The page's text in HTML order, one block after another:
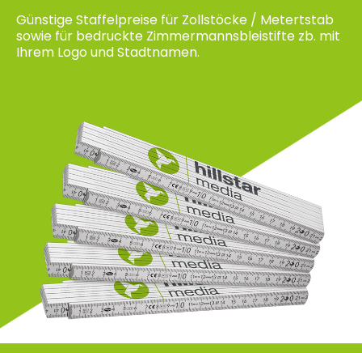
Günstige Staffelpreise für Zollstöcke / Metertstab
sowie für bedruckte Zimmermannsbleistifte zb. mit
Ihrem Logo und Stadtnamen.